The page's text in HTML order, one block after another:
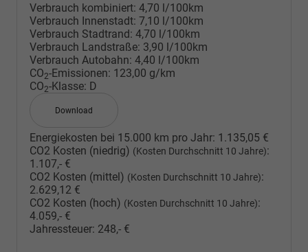
Verbrauch kombiniert: 4,70 l/100km
Verbrauch Innenstadt: 7,10 l/100km
Verbrauch Stadtrand: 4,70 l/100km
Verbrauch Landstraße: 3,90 l/100km
Verbrauch Autobahn: 4,40 l/100km
CO2-Emissionen: 123,00 g/km
CO2-Klasse: D
Download
Energiekosten bei 15.000 km pro Jahr: 1.135,05 €
CO2 Kosten (niedrig) (Kosten Durchschnitt 10 Jahre):
1.107,- €
CO2 Kosten (mittel) (Kosten Durchschnitt 10 Jahre):
2.629,12 €
CO2 Kosten (hoch) (Kosten Durchschnitt 10 Jahre):
4.059,- €
Jahressteuer: 248,- €